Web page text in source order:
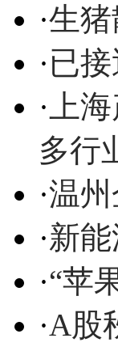
·生
·已
· 上
多行
·温
·新
·“苹
·A股